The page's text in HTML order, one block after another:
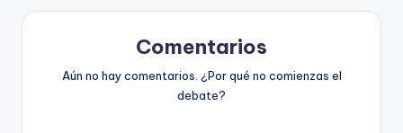
Comentarios
Aún no hay comentarios. ¿Por qué no comienzas el
debate?